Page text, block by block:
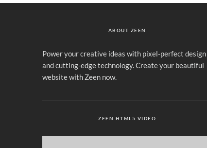
ABOUT ZEEN
Power your creative ideas with pixel-perfect design
and cutting-edge technology. Create your beautiful
website with Zeen now.
ZEEN HTML5 VIDEO